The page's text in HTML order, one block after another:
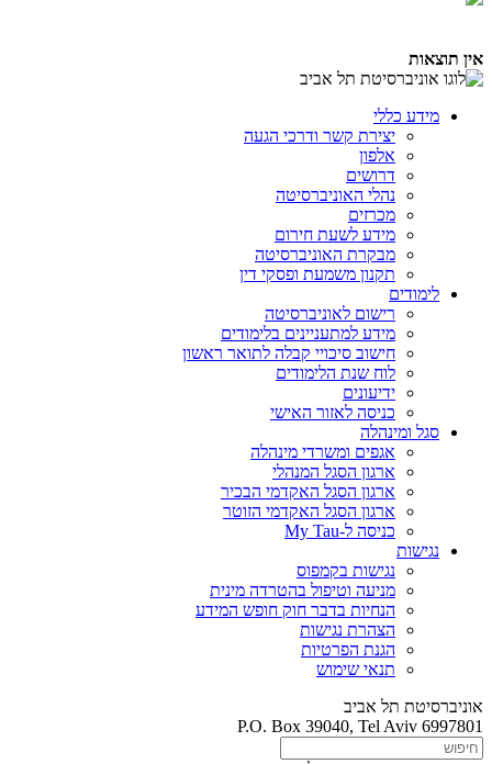
אין תוצאות
מידע כללי
יצירת קשר ודרכי הגעה
אלפון
דרושים
נהלי האוניברסיטה
מכרזים
מידע לשעת חירום
מבקרת האוניברסיטה
תקנון משמעת ופסקי דין
לימודים
רישום לאוניברסיטה
מידע למתעניינים בלימודים
חישוב סיכויי קבלה לתואר ראשון
לוח שנת הלימודים
ידיעונים
כניסה לאזור האישי
סגל ומינהלה
אגפים ומשרדי מינהלה
ארגון הסגל המנהלי
ארגון הסגל האקדמי הבכיר
ארגון הסגל האקדמי הזוטר
כניסה ל-My Tau
נגישות
נגישות בקמפוס
מניעה וטיפול בהטרדה מינית
הנחיות בדבר חוק חופש המידע
הצהרת נגישות
הגנת הפרטיות
תנאי שימוש
אוניברסיטת תל אביב
P.O. Box 39040, Tel Aviv 6997801